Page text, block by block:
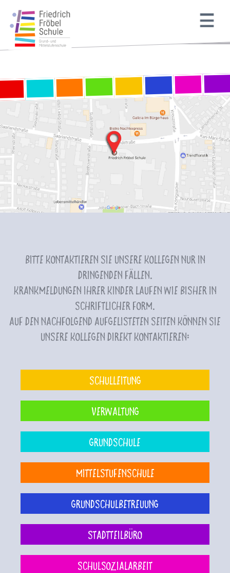
Bitte kontaktieren Sie unsere Kollegen nur in
dringenden Fällen.
Krankmeldungen Ihrer Kinder laufen wie bisher in
schriftlicher Form.
Auf den nachfolgend aufgelisteten Seiten können Sie
unsere Kollegen direkt kontaktieren:
Schulleitung
Verwaltung
Grundschule
Mittelstufenschule
Grundschulbetreuung
Stadtteilbüro
Schulsozialarbeit